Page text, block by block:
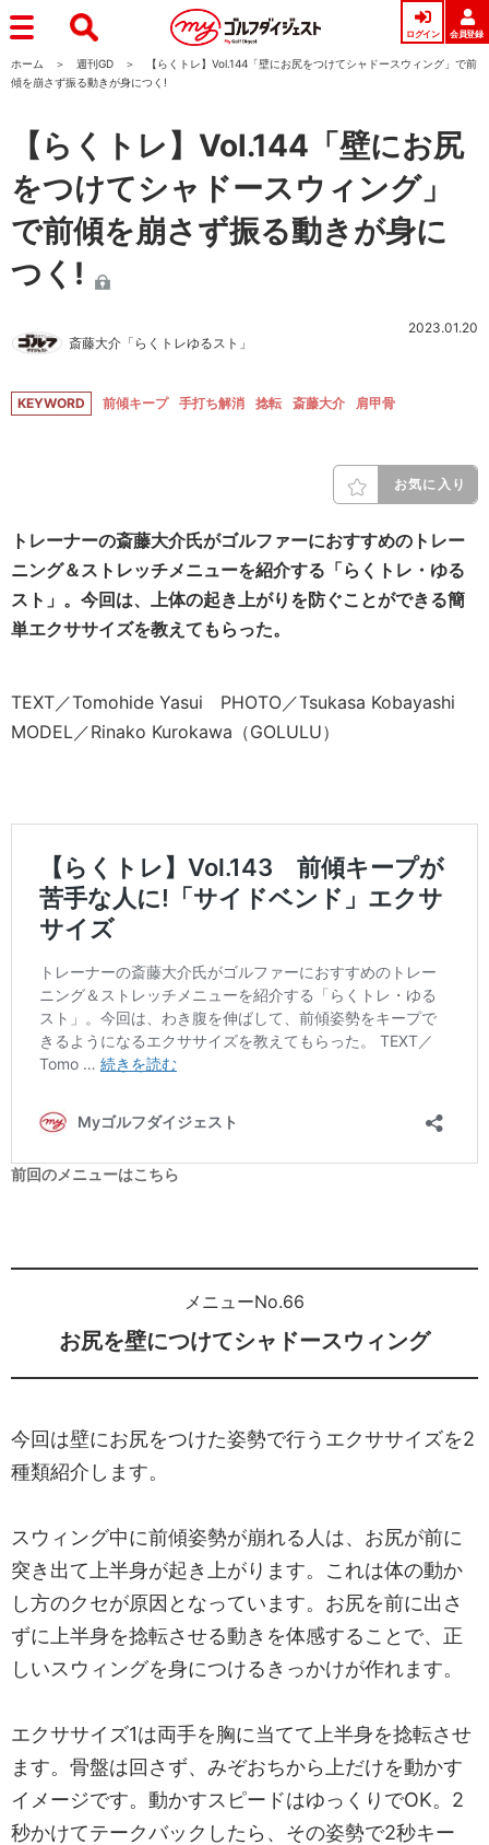
ログイン 会員登録
ホーム 週刊GD
【らくトレ】Vol.144「壁にお尻をつけてシャドースウィング」で前
傾を崩さず振る動きが身につく!
【らくトレ】Vol.144「壁にお尻
をつけてシャドースウィング」
で前傾を崩さず振る動きが身に
つく!
斎藤大介「らくトレゆるスト」
2023.01.20
KEYWORD 前傾キープ 手打ち解消 捻転 斎藤大介 肩甲骨
お気に入り
トレーナーの斎藤大介氏がゴルファーにおすすめのトレー
ニング＆ストレッチメニューを紹介する「らくトレ・ゆる
スト」。今回は、上体の起き上がりを防ぐことができる簡
単エクササイズを教えてもらった。
TEXT／Tomohide Yasui PHOTO／Tsukasa Kobayashi
MODEL／Rinako Kurokawa（GOLULU）
前回のメニューはこちら
メニューNo.66
お尻を壁につけてシャドースウィング
今回は壁にお尻をつけた姿勢で行うエクササイズを2
種類紹介します。
スウィング中に前傾姿勢が崩れる人は、お尻が前に
突き出て上半身が起き上がります。これは体の動か
し方のクセが原因となっています。お尻を前に出さ
ずに上半身を捻転させる動きを体感することで、正
しいスウィングを身につけるきっかけが作れます。
エクササイズ1は両手を胸に当てて上半身を捻転させ
ます。骨盤は回さず、みぞおちから上だけを動かす
イメージです。動かすスピードはゆっくりでOK。2
秒かけてテークバックしたら、その姿勢で2秒キー